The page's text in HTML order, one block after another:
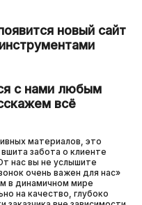
новый сайт
с нами любым
всё
материалов, это
забота о клиенте
нас вы не услышите
очень важен для нас»
в динамичном мире
на качество, глубоко